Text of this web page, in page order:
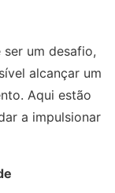
um desafio,
alcançar um
Aqui estão
a impulsionar